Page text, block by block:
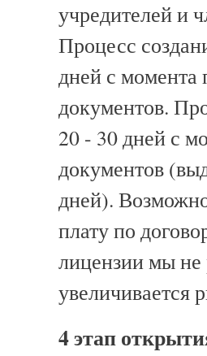
учредителей и
Процесс
дней с момента
документов.
20 - 30 дней с
документов
дней).
плату по
лицензии мы не
увеличивается
4 этап